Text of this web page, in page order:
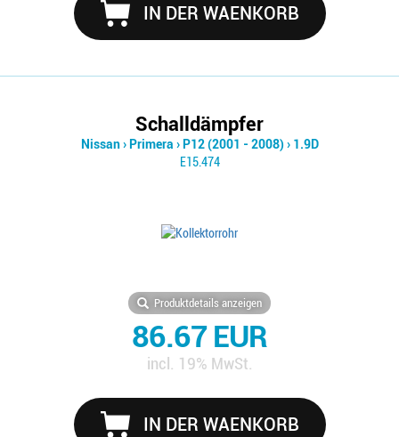
IN DER WAENKORB
Schalldämpfer
Nissan› Primera › P12 (2001 - 2008) › 1.9D
E15.474
Produktdetails anzeigen
86.67 EUR
incl. 19% MwSt.
IN DER WAENKORB